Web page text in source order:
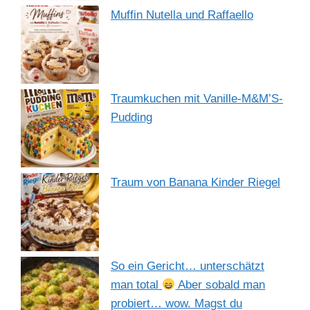
Muffin Nutella und Raffaello
Traumkuchen mit Vanille-M&M’S-
Pudding
Traum von Banana Kinder Riegel
So ein Gericht… unterschätzt
man total
Aber sobald man
probiert… wow. Magst du